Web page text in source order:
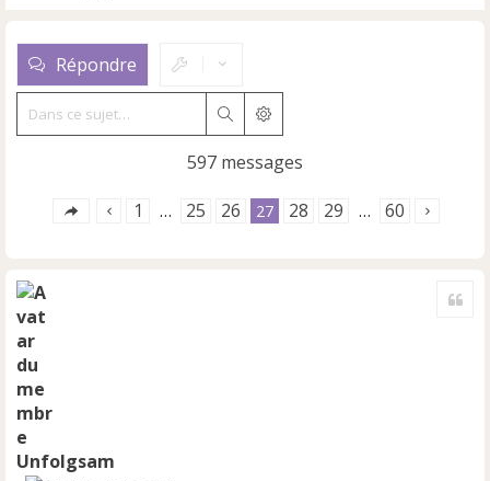
Répondre
RechercherRecherche avancée
597 messages
1 … 25 26 27 28 29 … 60
Unfolgsam